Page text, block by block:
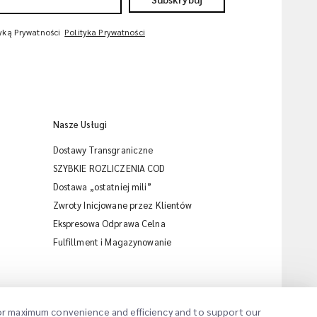
Prywatności Polityka Prywatności
Nasze Usługi
Dostawy Transgraniczne
SZYBKIE ROZLICZENIA COD
Dostawa „ostatniej mili”
Zwroty Inicjowane przez Klientów
Ekspresowa Odprawa Celna
Fulfillment i Magazynowanie
convenience and efficiency and to support our
iMile Chat